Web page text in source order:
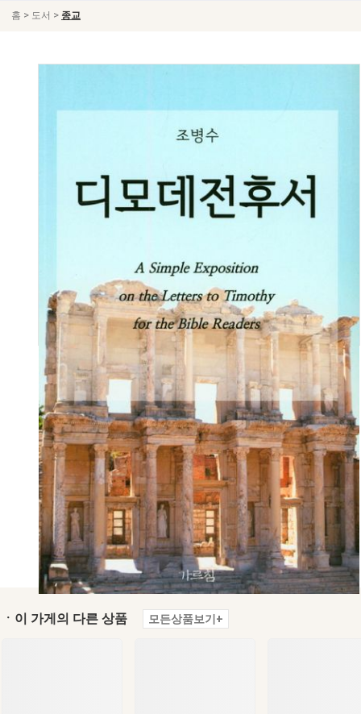
홈 > 도서 > 종교
ㆍ이 가게의 다른 상품 모든상품보기+